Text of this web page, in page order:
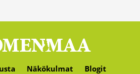
Näkökulmat
Blogit